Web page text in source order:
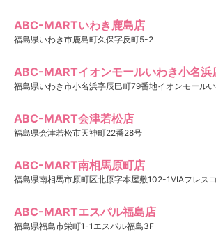
ABC-MARTいわき鹿島店
福島県いわき市鹿島町久保字反町5-2
ABC-MARTイオンモールいわき小名浜
福島県いわき市小名浜字辰巳町79番地イオンモール
ABC-MART会津若松店
福島県会津若松市天神町22番28号
ABC-MART南相馬原町店
福島県南相馬市原町区北原字本屋敷102-1VIAフレス
ABC-MARTエスパル福島店
福島県福島市栄町1-1エスパル福島3F